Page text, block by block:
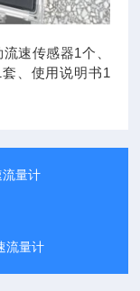
速传感器1个、
、使用说明书1
流量计
流量计